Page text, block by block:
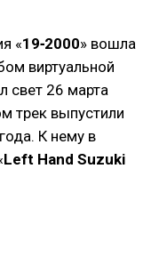
«19‑2000» вошла
виртуальной
свет 26 марта
трек выпустили
К нему в
Left Hand Suzuki